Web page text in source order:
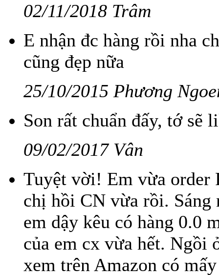
02/11/2018 Trâm
E nhận đc hàng rồi nha
cũng đẹp nữa
25/10/2015 Phương
Son rất chuẩn đấy, tớ sẽ
09/02/2017 Vân
Tuyệt vời! Em vừa order
chị hồi CN vừa rồi. Sáng
em dậy kêu có hàng 0.0
của em cx vừa hết. Ngồi
xem trên Amazon có